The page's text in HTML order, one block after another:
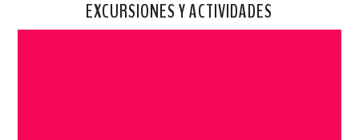
EXCURSIONES Y ACTIVIDADES